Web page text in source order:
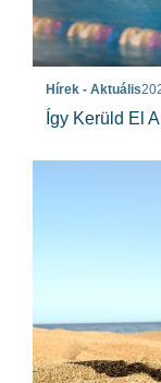
Hírek - Aktuális
Így Kerüld El